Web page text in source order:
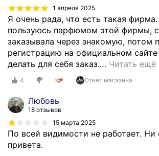
1 апреля 2025
Я очень рада, что есть такая
пользуюсь парфюмом этой фирмы,
заказывала через знакомую, потом
регистрацию на официальном
делать для себя заказ.… Читать ещё
4 Ответ магазина
Любовь
18 отзывов
15 марта 2025
По всей видимости не работает. Ни
привета.